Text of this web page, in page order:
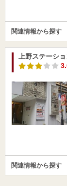
関連情報から探す
上野ステーシ
関連情報から探す